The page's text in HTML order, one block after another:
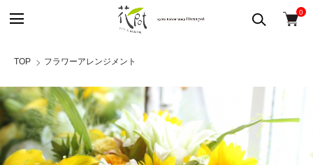
0
TOP フラワーアレンジメント